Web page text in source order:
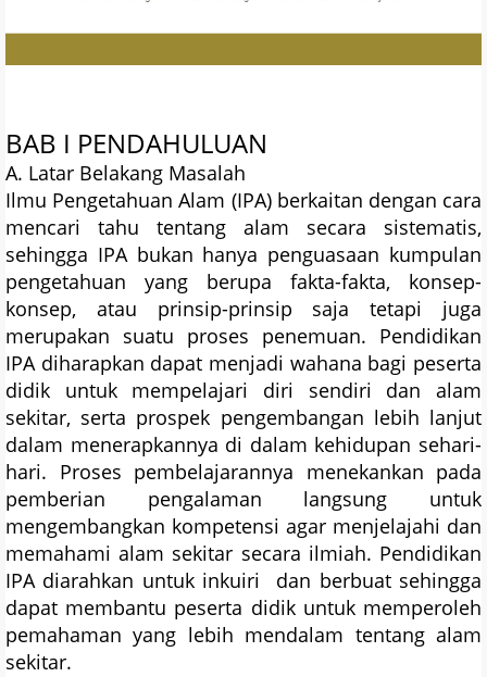
BAB I PENDAHULUAN
A. Latar Belakang Masalah
Ilmu Pengetahuan Alam (IPA) berkaitan dengan cara
mencari tahu tentang alam secara sistematis,
sehingga IPA bukan hanya penguasaan kumpulan
pengetahuan yang berupa fakta-fakta, konsep-
konsep, atau prinsip-prinsip saja tetapi juga
merupakan suatu proses penemuan. Pendidikan
IPA diharapkan dapat menjadi wahana bagi peserta
didik untuk mempelajari diri sendiri dan alam
sekitar, serta prospek pengembangan lebih lanjut
dalam menerapkannya di dalam kehidupan sehari-
hari. Proses pembelajarannya menekankan pada
pemberian pengalaman langsung untuk
mengembangkan kompetensi agar menjelajahi dan
memahami alam sekitar secara ilmiah. Pendidikan
IPA diarahkan untuk inkuiri dan berbuat sehingga
dapat membantu peserta didik untuk memperoleh
pemahaman yang lebih mendalam tentang alam
sekitar.